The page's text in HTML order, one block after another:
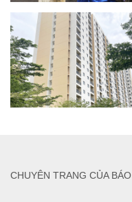
CHUYÊN TRANG CỦA BÁO